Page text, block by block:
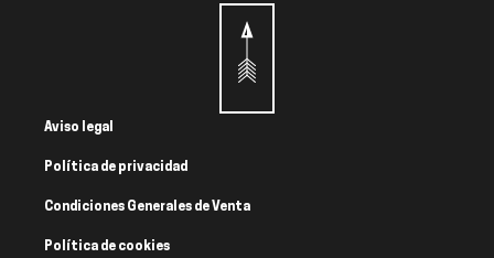
Aviso legal
Política de privacidad
Condiciones Generales de Venta
Política de cookies